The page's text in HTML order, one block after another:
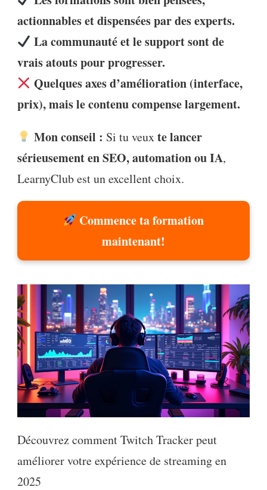
actionnables et dispensées par des experts.
La communauté et le support sont de
vrais atouts pour progresser.
Quelques axes d’amélioration (interface,
prix), mais le contenu compense largement.
Mon conseil : Si tu veuxte lancer
sérieusement en SEO, automation ou IA,
LearnyClub est un excellent choix.
Commence ta formation
maintenant!
Découvrez comment Twitch Tracker peut
améliorer votre expérience de streaming en
2025